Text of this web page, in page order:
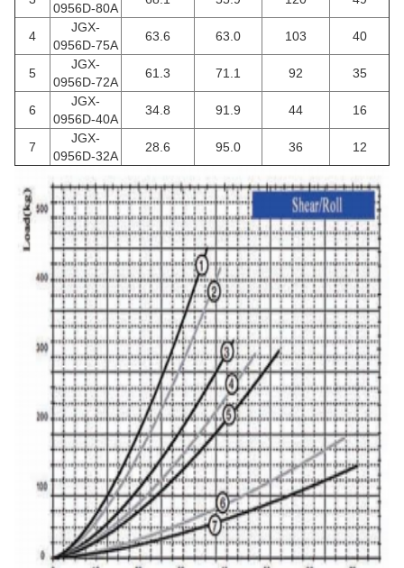
0956D-80A
4
JGX-
0956D-75A
63.6 63.0 103 40
5
JGX-
0956D-72A
61.3 71.1 92 35
6
JGX-
0956D-40A
34.8 91.9 44 16
7
JGX-
0956D-32A
28.6 95.0 36 12